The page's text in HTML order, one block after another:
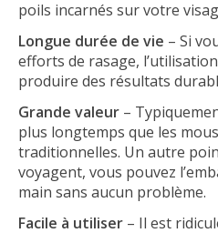
poils incarnés sur votre
Longue durée de vie – Si
efforts de rasage,
produire des résultats
Grande valeur –
plus longtemps que les
traditionnelles. Un autre
voyagent, vous pouvez
main sans aucun problème.
Facile à utiliser – Il est